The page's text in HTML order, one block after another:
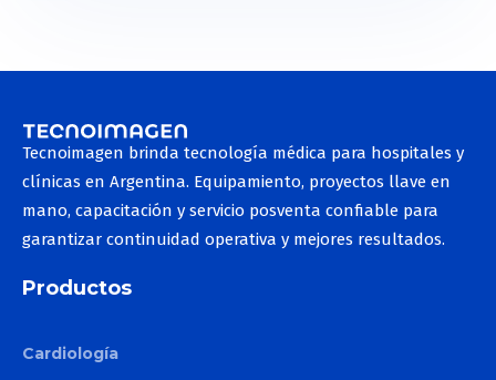
Tecnoimagen brinda tecnología médica para hospitales y
clínicas en Argentina. Equipamiento, proyectos llave en
mano, capacitación y servicio posventa confiable para
garantizar continuidad operativa y mejores resultados.
Productos
Cardiología